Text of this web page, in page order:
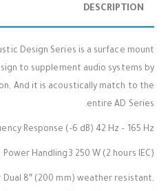
DESCRIPTION
Design Series is a surface mount
to supplement audio systems by
And it is acoustically match to the
entire AD Series.
Response (-6 dB) 42 Hz – 165 Hz
Power Handling3 250 W (2 hours IEC)
8″ (200 mm) weather resistant,